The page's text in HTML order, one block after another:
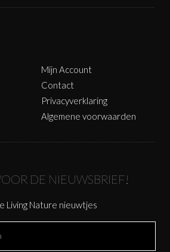
Mijn Account
Contact
Privacyverklaring
Algemene voorwaarden
DE NIEUWSBRIEF!
Living Nature nieuwtjes